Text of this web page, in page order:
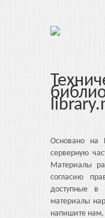
Основано на
серверную
Материалы
согласию
доступные в
материалы
напишите нам,